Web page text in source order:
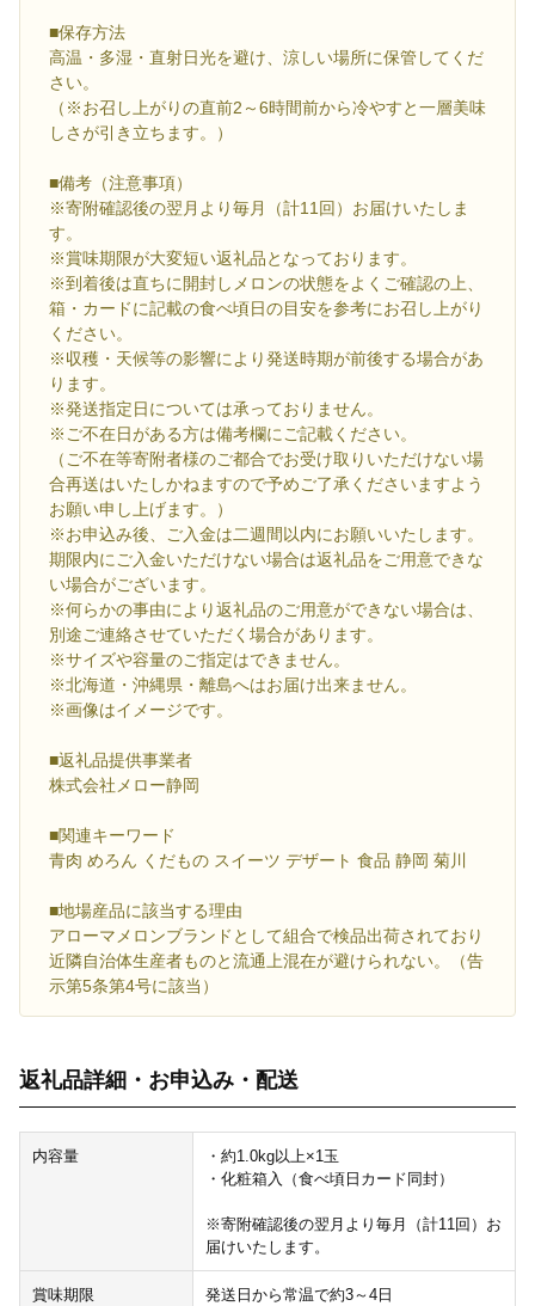
■保存方法
高温・多湿・直射日光を避け、涼しい場所に保管してくだ
さい。
（※お召し上がりの直前2～6時間前から冷やすと一層美味
しさが引き立ちます。）
■備考（注意事項）
※寄附確認後の翌月より毎月（計11回）お届けいたしま
す。
※賞味期限が大変短い返礼品となっております。
※到着後は直ちに開封しメロンの状態をよくご確認の上、
箱・カードに記載の食べ頃日の目安を参考にお召し上がり
ください。
※収穫・天候等の影響により発送時期が前後する場合があ
ります。
※発送指定日については承っておりません。
※ご不在日がある方は備考欄にご記載ください。
（ご不在等寄附者様のご都合でお受け取りいただけない場
合再送はいたしかねますので予めご了承くださいますよう
お願い申し上げます。）
※お申込み後、ご入金は二週間以内にお願いいたします。
期限内にご入金いただけない場合は返礼品をご用意できな
い場合がございます。
※何らかの事由により返礼品のご用意ができない場合は、
別途ご連絡させていただく場合があります。
※サイズや容量のご指定はできません。
※北海道・沖縄県・離島へはお届け出来ません。
※画像はイメージです。
■返礼品提供事業者
株式会社メロー静岡
■関連キーワード
青肉 めろん くだもの スイーツ デザート 食品 静岡 菊川
■地場産品に該当する理由
アローマメロンブランドとして組合で検品出荷されており
近隣自治体生産者ものと流通上混在が避けられない。（告
示第5条第4号に該当）
返礼品詳細・お申込み・配送
内容量
・約1.0kg以上×1玉
・化粧箱入（食べ頃日カード同封）
※寄附確認後の翌月より毎月（計11回）お
届けいたします。
賞味期限 発送日から常温で約3～4日